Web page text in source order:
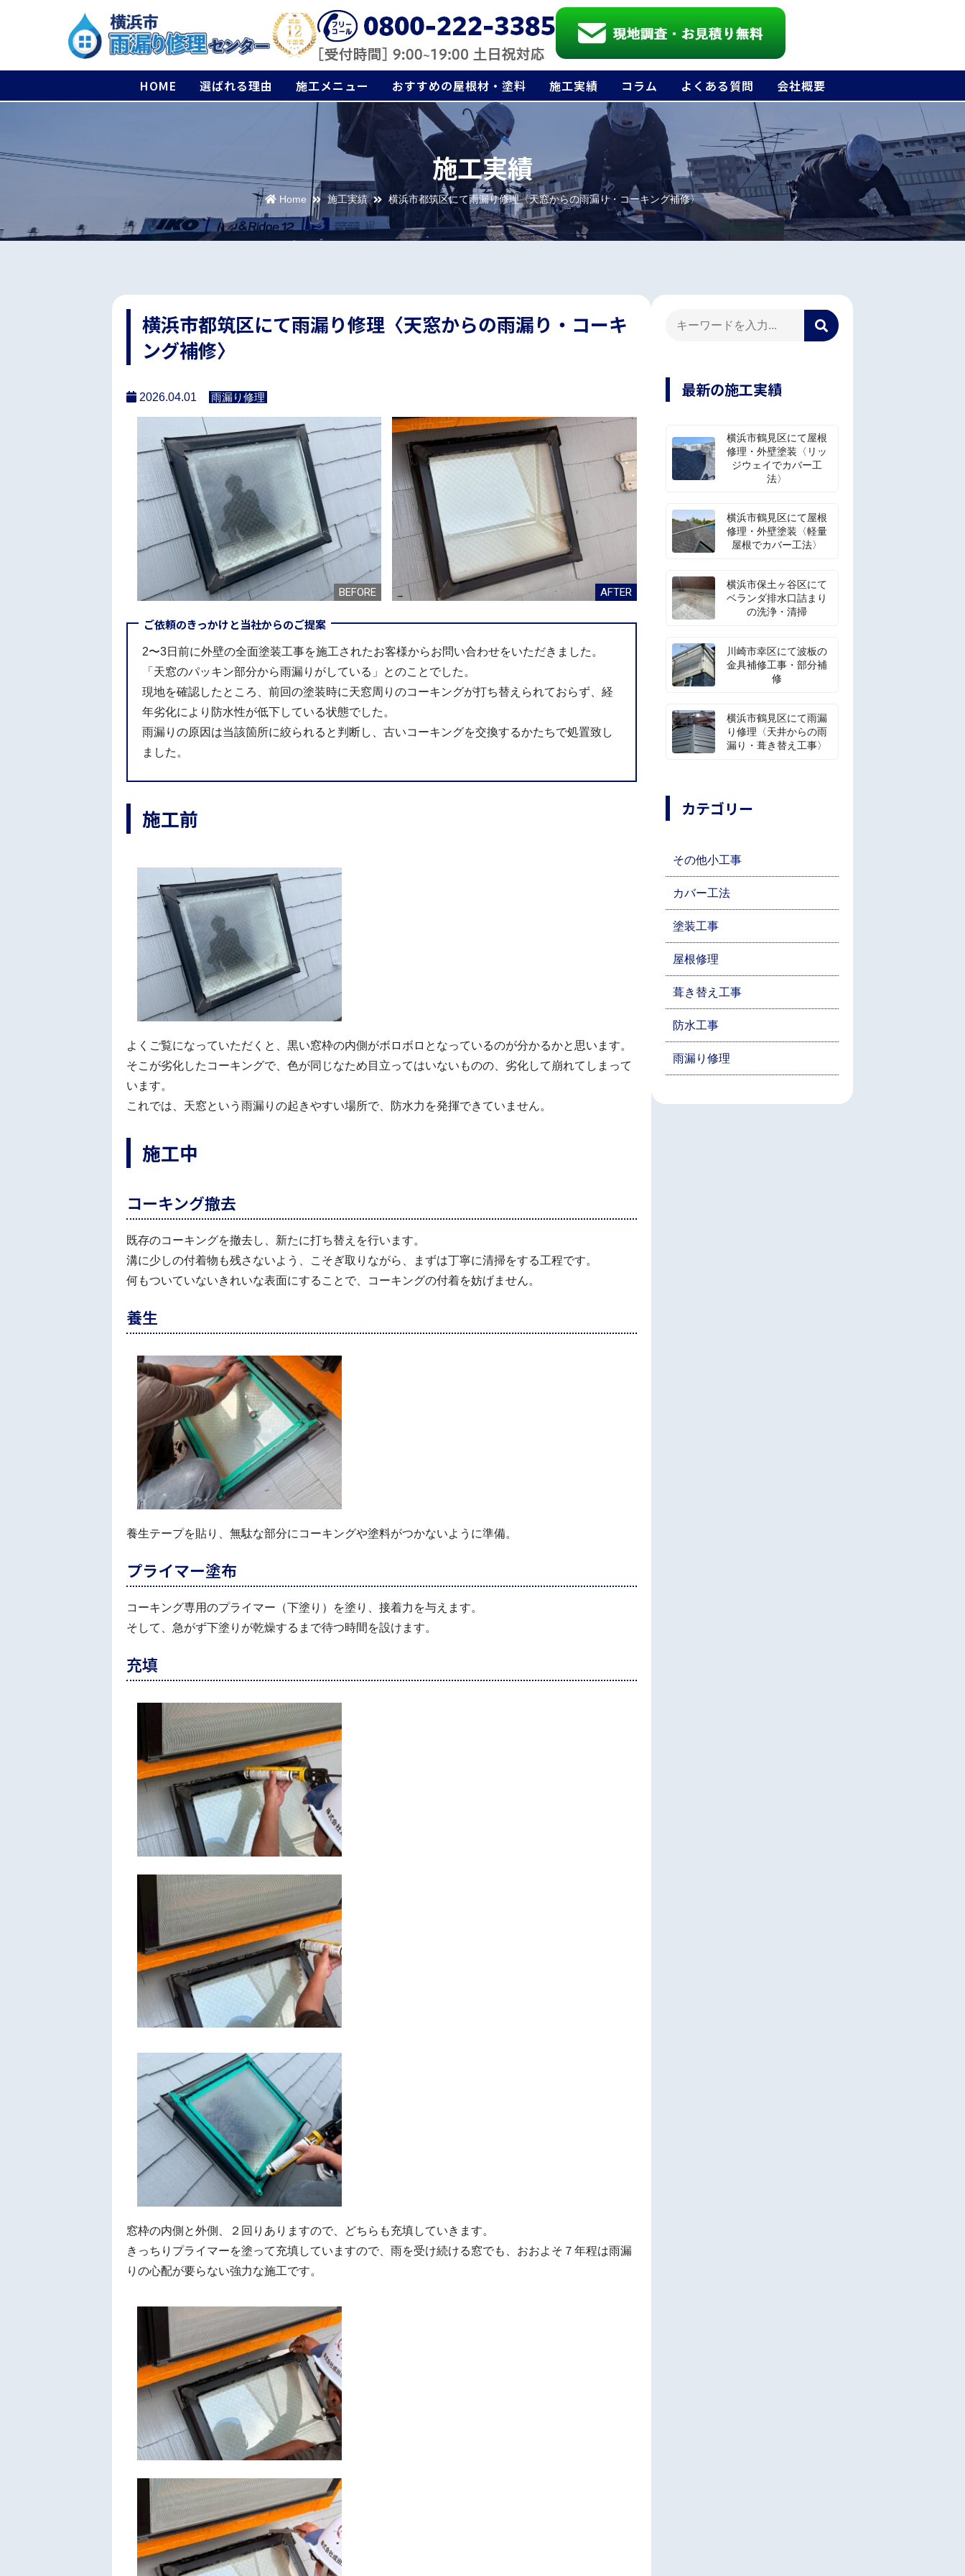
HOME 選ばれる理由 施工メニュー おすすめの屋根材・塗料 施工実績 コラム よくある質問 会社概要
施工実績
Home 施工実績 横浜市都筑区にて雨漏り修理〈天窓からの雨漏り・コーキング補修〉
横浜市都筑区にて雨漏り修理〈天窓からの雨漏り・コーキ
ング補修〉
2026.04.01 雨漏り修理
ご依頼のきっかけと当社からのご提案
2〜3日前に外壁の全面塗装工事を施工されたお客様からお問い合わせをいただきました。
「天窓のパッキン部分から雨漏りがしている」とのことでした。
現地を確認したところ、前回の塗装時に天窓周りのコーキングが打ち替えられておらず、経
年劣化により防水性が低下している状態でした。
雨漏りの原因は当該箇所に絞られると判断し、古いコーキングを交換するかたちで処置致し
ました。
施工前
よくご覧になっていただくと、黒い窓枠の内側がボロボロとなっているのが分かるかと思います。
そこが劣化したコーキングで、色が同じなため目立ってはいないものの、劣化して崩れてしまって
います。
これでは、天窓という雨漏りの起きやすい場所で、防水力を発揮できていません。
施工中
コーキング撤去
既存のコーキングを撤去し、新たに打ち替えを行います。
溝に少しの付着物も残さないよう、こそぎ取りながら、まずは丁寧に清掃をする工程です。
何もついていないきれいな表面にすることで、コーキングの付着を妨げません。
養生
養生テープを貼り、無駄な部分にコーキングや塗料がつかないように準備。
プライマー塗布
コーキング専用のプライマー（下塗り）を塗り、接着力を与えます。
そして、急がず下塗りが乾燥するまで待つ時間を設けます。
充填
窓枠の内側と外側、２回りありますので、どちらも充填していきます。
きっちりプライマーを塗って充填していますので、雨を受け続ける窓でも、おおよそ７年程は雨漏
りの心配が要らない強力な施工です。
最新の施工実績
横浜市鶴見区にて屋根
修理・外壁塗装〈リッ
ジウェイでカバー工
法〉
横浜市鶴見区にて屋根
修理・外壁塗装〈軽量
屋根でカバー工法〉
横浜市保土ヶ谷区にて
ベランダ排水口詰まり
の洗浄・清掃
川崎市幸区にて波板の
金具補修工事・部分補
修
横浜市鶴見区にて雨漏
り修理〈天井からの雨
漏り・葺き替え工事〉
カテゴリー
その他小工事
カバー工法
塗装工事
屋根修理
葺き替え工事
防水工事
雨漏り修理